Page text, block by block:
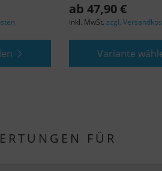
ab 47,90 €
inkl. MwSt. zzgl.
Variante
FÜR